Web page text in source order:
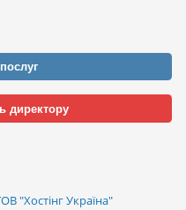
директору
"Хостінг Україна"